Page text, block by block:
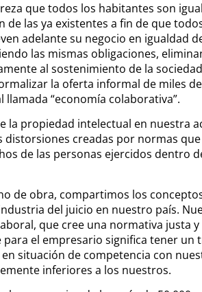
que todos los habitantes son
las ya existentes a fin de que
adelante su negocio en igualdad
las mismas obligaciones,
al sostenimiento de la
la oferta informal de miles
“economía colaborativa”.
la propiedad intelectual en nuestra
creadas por normas
de las personas ejercidos dentro
de obra, compartimos los
del juicio en nuestro país.
que cree una normativa justa
el empresario significa tener un
situación de competencia con
inferiores a los nuestros.